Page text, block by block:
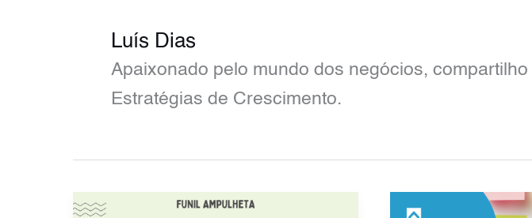
Luís Dias
Apaixonado pelo mundo dos negócios,
Estratégias de Crescimento.